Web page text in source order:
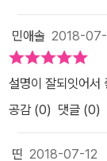
민애솔 2018-
설명이 잘되잇어서
공감 (0) 댓글 (0)
띤 2018-07-12